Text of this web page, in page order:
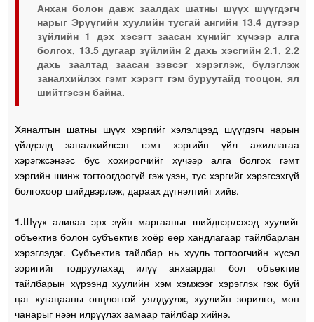
Анхан болон давж заалдах шатны шүүх шүүгдэгч
нарыг Эрүүгийн хуулийн тусгай ангийн 13.4 дүгээр
зүйлийн 1 дэх хэсэгт заасан хүнийг хүчээр алга
болгох, 13.5 дугаар зүйлийн 2 дахь хэсгийн 2.1, 2.2
дахь заалтад заасан зэвсэг хэрэглэж, бүлэглэж
заналхийлэх гэмт хэрэгт гэм буруутайд тооцон, ял
шийтгэсэн байна.
Хяналтын шатны шүүх хэргийг хэлэлцээд шүүгдэгч нарын
үйлдэлд заналхийлсэн гэмт хэргийн үйл ажиллагаа
хэрэгжсэнээс бус хохирогчийг хүчээр алга болгох гэмт
хэргийн шинж тогтоогдоогүй гэж үзэн, тус хэргийг хэрэгсэхгүй
болгохоор шийдвэрлэж, дараах дүгнэлтийг хийв.
1.Шүүх аливаа эрх зүйн маргааныг шийдвэрлэхэд хуулийг
объектив болон субъектив хоёр өөр хандлагаар тайлбарлан
хэрэглэдэг. Субъектив тайлбар нь хууль тогтоогчийн хүсэл
зоригийг тодруулахад илүү анхаардаг бол объектив
тайлбарын хүрээнд хуулийн хэм хэмжээг хэрэглэх гэж буй
цаг хугацааны онцлогтой уялдуулж, хуулийн зорилго, мөн
чанарыг нээн илрүүлэх замаар тайлбар хийнэ.